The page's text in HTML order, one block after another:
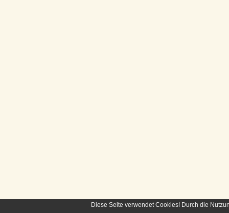
Diese Seite verwendet Cookies! Durch die